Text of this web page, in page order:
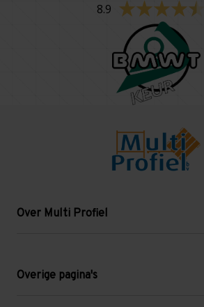
8.9
Over Multi Profiel
Blog
Overige pagina's